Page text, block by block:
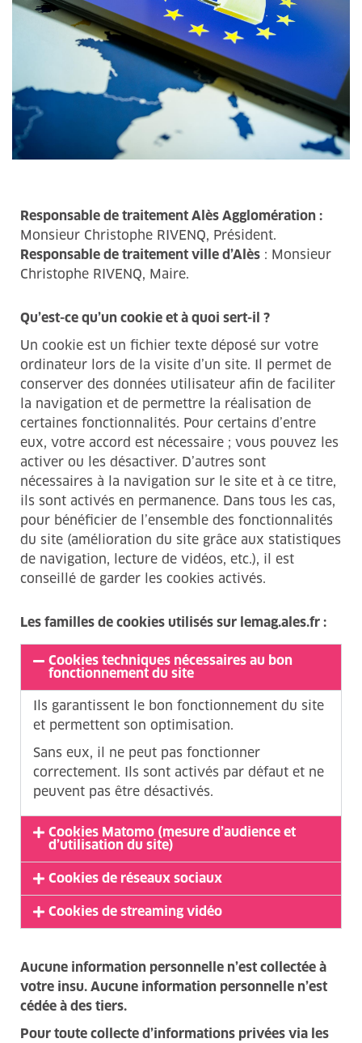
Responsable de traitement Alès Agglomération :
Monsieur Christophe RIVENQ, Président.
Responsable de traitement ville d’Alès : Monsieur
Christophe RIVENQ, Maire.
Qu’est-ce qu’un cookie et à quoi sert-il ?
Un cookie est un fichier texte déposé sur votre
ordinateur lors de la visite d’un site. Il permet de
conserver des données utilisateur afin de faciliter
la navigation et de permettre la réalisation de
certaines fonctionnalités. Pour certains d’entre
eux, votre accord est nécessaire ; vous pouvez les
activer ou les désactiver. D’autres sont
nécessaires à la navigation sur le site et à ce titre,
ils sont activés en permanence. Dans tous les cas,
pour bénéficier de l’ensemble des fonctionnalités
du site (amélioration du site grâce aux statistiques
de navigation, lecture de vidéos, etc.), il est
conseillé de garder les cookies activés.
Les familles de cookies utilisés sur lemag.ales.fr :
Cookies techniques nécessaires au bon
fonctionnement du site
Ils garantissent le bon fonctionnement du site
et permettent son optimisation.
Sans eux, il ne peut pas fonctionner
correctement. Ils sont activés par défaut et ne
peuvent pas être désactivés.
Cookies Matomo (mesure d’audience et
d’utilisation du site)
Cookies de réseaux sociaux
Cookies de streaming vidéo
Aucune information personnelle n’est collectée à
votre insu. Aucune information personnelle n’est
cédée à des tiers.
Pour toute collecte d’informations privées via les